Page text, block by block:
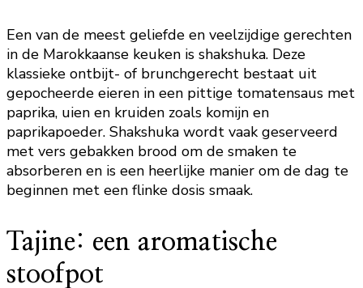
Een van de meest geliefde en veelzijdige gerechten
in de Marokkaanse keuken is shakshuka. Deze
klassieke ontbijt- of brunchgerecht bestaat uit
gepocheerde eieren in een pittige tomatensaus met
paprika, uien en kruiden zoals komijn en
paprikapoeder. Shakshuka wordt vaak geserveerd
met vers gebakken brood om de smaken te
absorberen en is een heerlijke manier om de dag te
beginnen met een flinke dosis smaak.
Tajine: een aromatische
stoofpot